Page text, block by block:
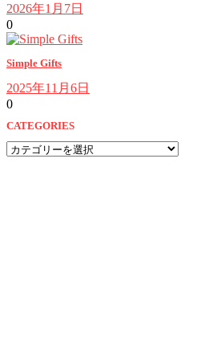
2026年1月7日
0
Simple Gifts
2025年11月6日
0
CATEGORIES
CATEGORIES